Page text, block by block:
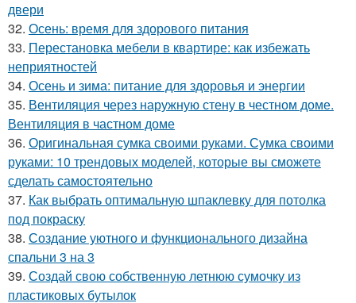
двери
32. Осень: время для здорового питания
33. Перестановка мебели в квартире: как избежать
неприятностей
34. Осень и зима: питание для здоровья и энергии
35. Вентиляция через наружную стену в честном доме.
Вентиляция в частном доме
36. Оригинальная сумка своими руками. Сумка своими
руками: 10 трендовых моделей, которые вы сможете
сделать самостоятельно
37. Как выбрать оптимальную шпаклевку для потолка
под покраску
38. Создание уютного и функционального дизайна
спальни 3 на 3
39. Создай свою собственную летнюю сумочку из
пластиковых бутылок